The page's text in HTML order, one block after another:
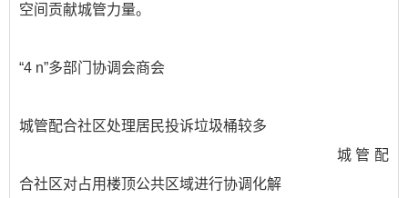
空间贡献城管力量。
“4 n”多部门协调会商会
城管配合社区处理居民投诉垃圾桶较多
城管配
合社区对占用楼顶公共区域进行协调化解